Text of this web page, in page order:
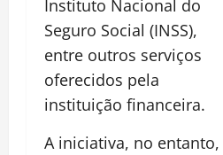
Instituto Nacional do
Seguro Social (INSS),
entre outros serviços
oferecidos pela
instituição financeira.
A iniciativa, no entanto,